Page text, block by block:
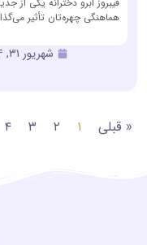
هماهنگی چهره‌تان تأثیر
شهریور ۳۱, ۱۴۰۴
« قبلی ۱ ۲ ۳ ۴